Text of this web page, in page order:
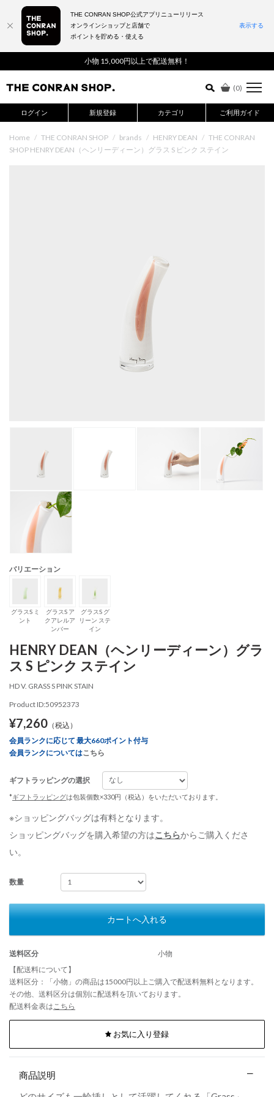
小物 15,000円以上で配送無料！
(0)
ログイン 新規登録 カテゴリ ご利用ガイド
詳細検索はこちら
Home / THE CONRAN SHOP / brands / HENRY DEAN / THE CONRAN
SHOP HENRY DEAN（ヘンリーディーン）グラス S ピンク ステイン
バリエーション
グラスS ミ
ント
グラスS ア
クアレルア
ンバー
グラスS グ
リーン ステ
イン
HENRY DEAN（ヘンリーディーン）グラ
ス S ピンク ステイン
HD V. GRASS S PINK STAIN
Product ID:50952373
¥7,260 （税込）
会員ランクに応じて 最大660ポイント付与
会員ランクについてはこちら
ギフトラッピングの選択
*ギフトラッピングは包装個数×330円（税込）をいただいております。
※ショッピングバッグは有料となります。
ショッピングバッグを購入希望の方はこちらからご購入くださ
い。
数量
カートへ入れる
送料区分
小物
【配送料について】
送料区分：「小物」の商品は15000円以上ご購入で配送料無料となります。
その他、送料区分は個別に配送料を頂いております。
配送料金表は こちら
お気に入り登録
商品説明
THE CONRAN SHOP公式アプリニューリリース
オンラインショップと店舗で
ポイントを貯める・使える
表示する